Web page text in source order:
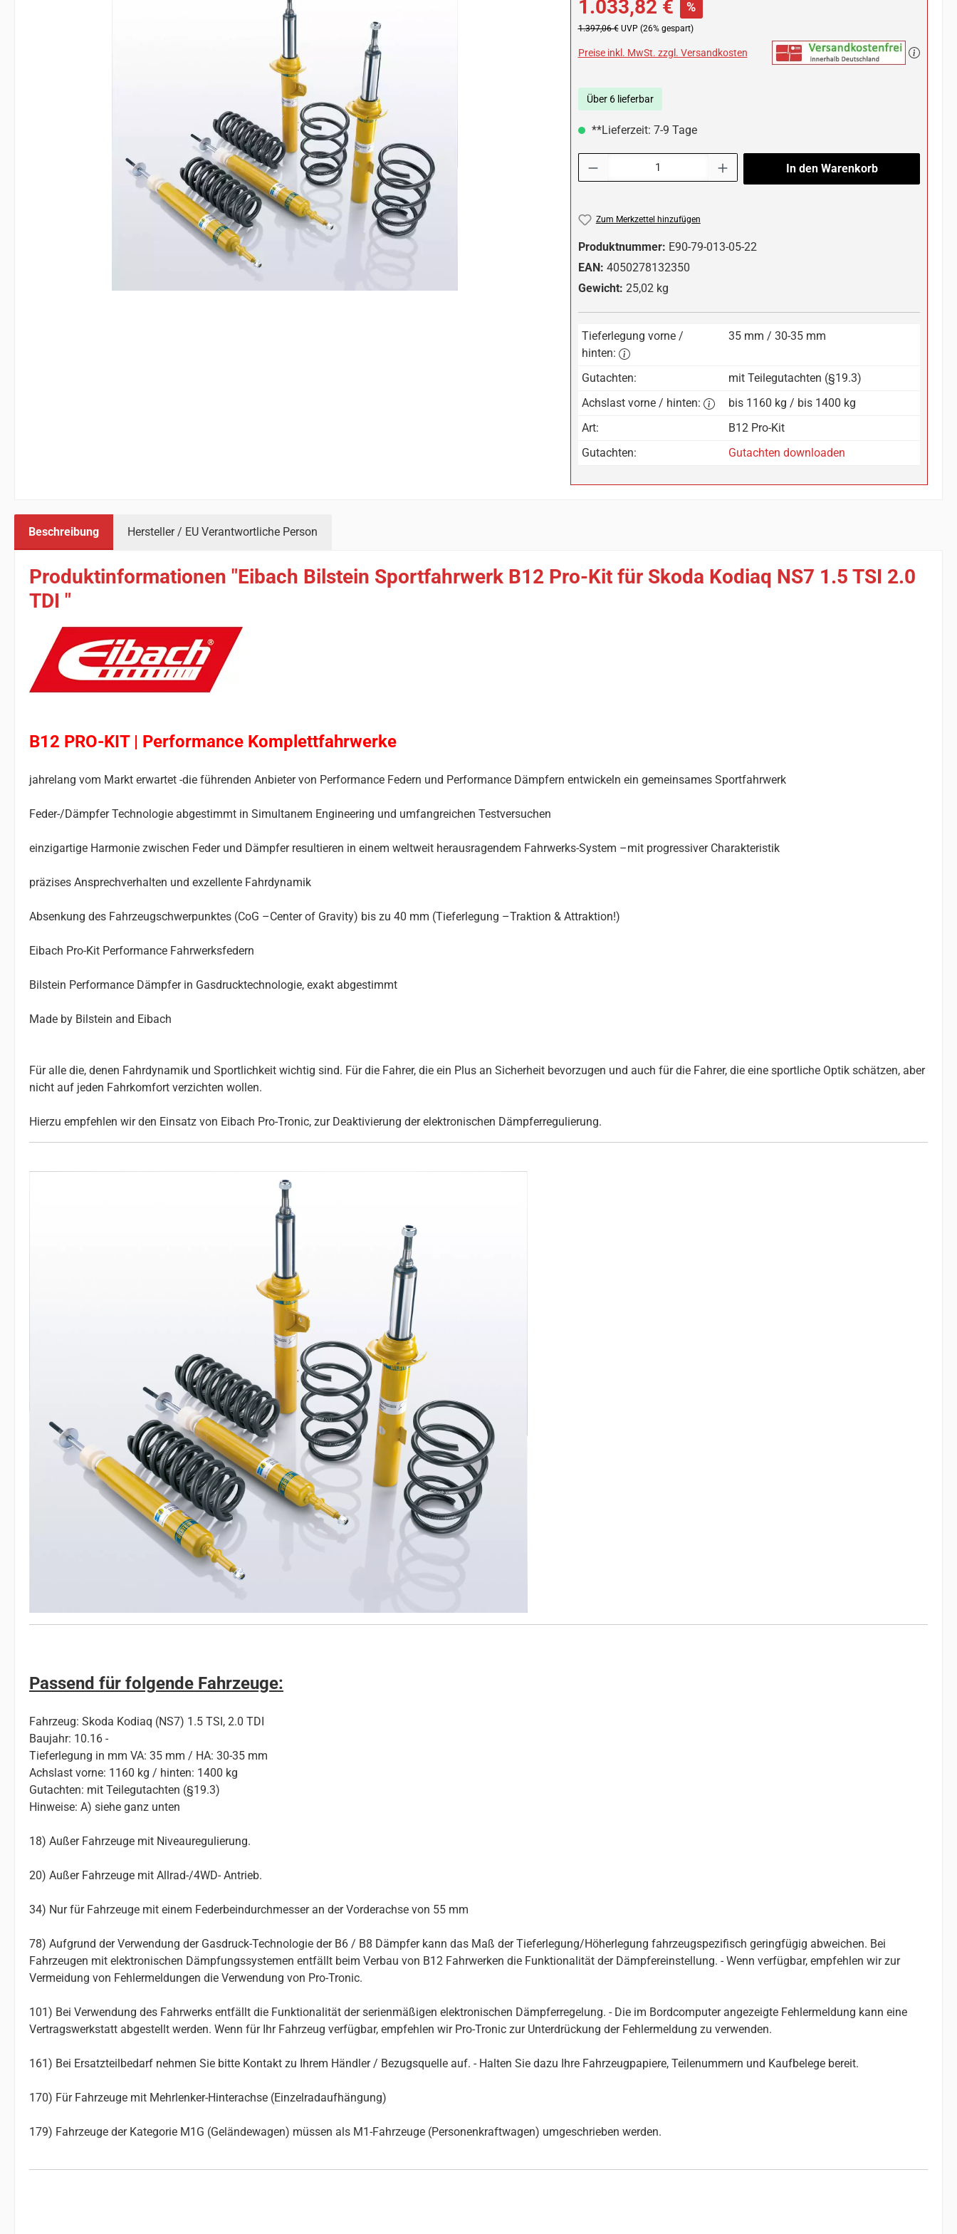
1.033,82 € %
Regulärer Preis:
1.397,06 € UVP (26% gespart)
Preise inkl. MwSt. zzgl. Versandkosten
Über 6 lieferbar
**Lieferzeit: 7-9 Tage
In den Warenkorb
Zum Merkzettel hinzufügen
Produktnummer: E90-79-013-05-22
EAN: 4050278132350
Gewicht: 25,02 kg
Tieferlegung vorne /
hinten:
35 mm / 30-35 mm
Gutachten:
mit Teilegutachten (§19.3)
Achslast vorne / hinten:
bis 1160 kg / bis 1400 kg
Art:
B12 Pro-Kit
Gutachten:
Gutachten downloaden
Beschreibung Hersteller / EU Verantwortliche Person
Produktinformationen "Eibach Bilstein Sportfahrwerk B12 Pro-Kit für Skoda Kodiaq NS7 1.5 TSI 2.0
TDI "
B12 PRO-KIT | Performance Komplettfahrwerke
jahrelang vom Markt erwartet -die führenden Anbieter von Performance Federn und Performance Dämpfern entwickeln ein gemeinsames Sportfahrwerk
Feder-/Dämpfer Technologie abgestimmt in Simultanem Engineering und umfangreichen Testversuchen
einzigartige Harmonie zwischen Feder und Dämpfer resultieren in einem weltweit herausragendem Fahrwerks-System –mit progressiver Charakteristik
präzises Ansprechverhalten und exzellente Fahrdynamik
Absenkung des Fahrzeugschwerpunktes (CoG –Center of Gravity) bis zu 40 mm (Tieferlegung –Traktion & Attraktion!)
Eibach Pro-Kit Performance Fahrwerksfedern
Bilstein Performance Dämpfer in Gasdrucktechnologie, exakt abgestimmt
Made by Bilstein and Eibach
Für alle die, denen Fahrdynamik und Sportlichkeit wichtig sind. Für die Fahrer, die ein Plus an Sicherheit bevorzugen und auch für die Fahrer, die eine sportliche Optik schätzen, aber
nicht auf jeden Fahrkomfort verzichten wollen.
Hierzu empfehlen wir den Einsatz von Eibach Pro-Tronic, zur Deaktivierung der elektronischen Dämpferregulierung.
Passend für folgende Fahrzeuge:
Fahrzeug: Skoda Kodiaq (NS7) 1.5 TSI, 2.0 TDI
Baujahr: 10.16 -
Tieferlegung in mm VA: 35 mm / HA: 30-35 mm
Achslast vorne: 1160 kg / hinten: 1400 kg
Gutachten: mit Teilegutachten (§19.3)
Hinweise: A) siehe ganz unten
18) Außer Fahrzeuge mit Niveauregulierung.
20) Außer Fahrzeuge mit Allrad-/4WD- Antrieb.
34) Nur für Fahrzeuge mit einem Federbeindurchmesser an der Vorderachse von 55 mm
78) Aufgrund der Verwendung der Gasdruck-Technologie der B6 / B8 Dämpfer kann das Maß der Tieferlegung/Höherlegung fahrzeugspezifisch geringfügig abweichen. Bei
Fahrzeugen mit elektronischen Dämpfungssystemen entfällt beim Verbau von B12 Fahrwerken die Funktionalität der Dämpfereinstellung. - Wenn verfügbar, empfehlen wir zur
Vermeidung von Fehlermeldungen die Verwendung von Pro-Tronic.
101) Bei Verwendung des Fahrwerks entfällt die Funktionalität der serienmäßigen elektronischen Dämpferregelung. - Die im Bordcomputer angezeigte Fehlermeldung kann eine
Vertragswerkstatt abgestellt werden. Wenn für Ihr Fahrzeug verfügbar, empfehlen wir Pro-Tronic zur Unterdrückung der Fehlermeldung zu verwenden.
161) Bei Ersatzteilbedarf nehmen Sie bitte Kontakt zu Ihrem Händler / Bezugsquelle auf. - Halten Sie dazu Ihre Fahrzeugpapiere, Teilenummern und Kaufbelege bereit.
170) Für Fahrzeuge mit Mehrlenker-Hinterachse (Einzelradaufhängung)
179) Fahrzeuge der Kategorie M1G (Geländewagen) müssen als M1-Fahrzeuge (Personenkraftwagen) umgeschrieben werden.